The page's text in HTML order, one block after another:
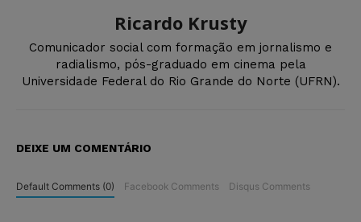
Ricardo Krusty
Comunicador social com formação em jornalismo e
radialismo, pós-graduado em cinema pela
Universidade Federal do Rio Grande do Norte (UFRN).
DEIXE UM COMENTÁRIO
Default Comments (0) Facebook Comments Disqus Comments